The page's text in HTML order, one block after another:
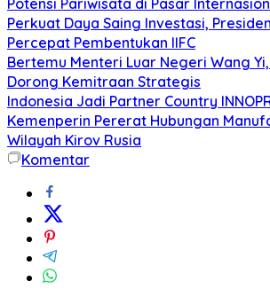
Perkuat Daya Saing Investasi,
Percepat Pembentukan IIFC
Bertemu Menteri Luar Negeri Wang
Dorong Kemitraan Strategis
Indonesia Jadi Partner Country
Kemenperin Pererat Hubungan
Wilayah Kirov Rusia
Komentar